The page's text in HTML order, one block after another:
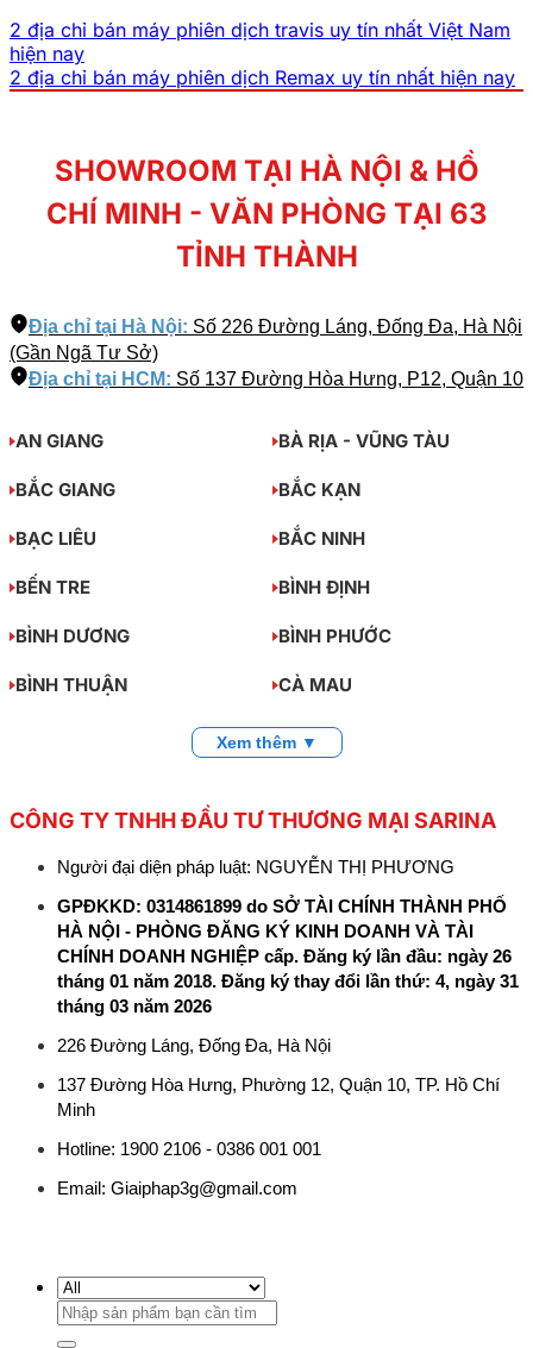
2 địa chỉ bán máy phiên dịch travis uy tín nhất Việt Nam
hiện nay
2 địa chỉ bán máy phiên dịch Remax uy tín nhất hiện nay
SHOWROOM TẠI HÀ NỘI & HỒ
CHÍ MINH - VĂN PHÒNG TẠI 63
TỈNH THÀNH
Địa chỉ tại Hà Nội: Số 226 Đường Láng, Đống Đa, Hà Nội
(Gần Ngã Tư Sở)
Địa chỉ tại HCM: Số 137 Đường Hòa Hưng, P12, Quận 10
AN GIANG BÀ RỊA - VŨNG TÀU
BẮC GIANG BẮC KẠN
BẠC LIÊU BẮC NINH
BẾN TRE BÌNH ĐỊNH
BÌNH DƯƠNG BÌNH PHƯỚC
BÌNH THUẬN CÀ MAU
Xem thêm ▼
CÔNG TY TNHH ĐẦU TƯ THƯƠNG MẠI SARINA
Người đại diện pháp luật: NGUYỄN THỊ PHƯƠNG
GPĐKKD: 0314861899 do SỞ TÀI CHÍNH THÀNH PHỐ
HÀ NỘI - PHÒNG ĐĂNG KÝ KINH DOANH VÀ TÀI
CHÍNH DOANH NGHIỆP cấp. Đăng ký lần đầu: ngày 26
tháng 01 năm 2018. Đăng ký thay đổi lần thứ: 4, ngày 31
tháng 03 năm 2026
226 Đường Láng, Đống Đa, Hà Nội
137 Đường Hòa Hưng, Phường 12, Quận 10, TP. Hồ Chí
Minh
Hotline: 1900 2106 - 0386 001 001
Email: Giaiphap3g@gmail.com
Tìm